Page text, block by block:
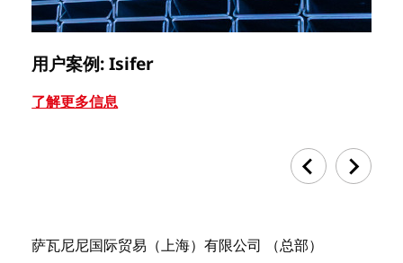
用户案例: Isifer
了解更多信息
萨瓦尼尼国际贸易（上海）有限公司 （总部）